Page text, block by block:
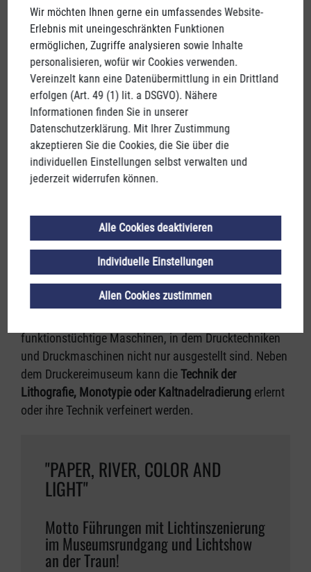
DIE "WEISSE UND SCHWARZE KUNST"
Im einzigartigen Ambiente der ehemaligen
Papierfabrik, eingebettet in die reizvolle Landschaft
entlang des romantischen Traunufers, erleben Sie und
Ihre Familie Papiererzeugung und Druck hautnah! Im
Österreichischen Papiermachermuseum begeben sich
die Gäste auf eine Erlebnisreise in die
Einzigartige Exponate veranschaulichen auf
von ihren Anfängen bis zum heutigen Tag. Hier
erlebt man Papiererzeugung hautnah und kann diese
im wahrsten Sinne des Wortes begreifen.
funktionstüchtige Maschinen, in dem Drucktechniken
und Druckmaschinen nicht nur ausgestellt sind. Neben
dem Druckereimuseum kann die Technik der
Lithografie, Monotypie oder Kaltnadelradierung erlernt
oder ihre Technik verfeinert werden.
"PAPER, RIVER, COLOR AND
LIGHT"
Motto Führungen mit Lichtinszenierung
im Museumsrundgang und Lichtshow
an der Traun!
Wir möchten Ihnen gerne ein umfassendes Website-
Erlebnis mit uneingeschränkten Funktionen
ermöglichen, Zugriffe analysieren sowie Inhalte
personalisieren, wofür wir Cookies verwenden.
Vereinzelt kann eine Datenübermittlung in ein Drittland
erfolgen (Art. 49 (1) lit. a DSGVO). Nähere
Informationen finden Sie in unserer
Datenschutzerklärung. Mit Ihrer Zustimmung
akzeptieren Sie die Cookies, die Sie über die
individuellen Einstellungen selbst verwalten und
jederzeit widerrufen können.
Alle Cookies deaktivieren
Individuelle Einstellungen
Allen Cookies zustimmen